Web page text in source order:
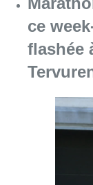
ce
flashée